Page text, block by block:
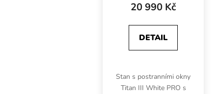
20 990 Kč
DETAIL
Stan s postranními okny
Titan III White PRO s